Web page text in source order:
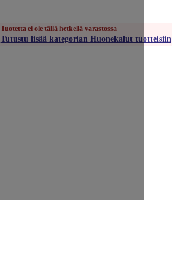
Tuotetta ei ole tällä hetkellä varastossa
Tutustu lisää kategorian Huonekalut tuotteisiin